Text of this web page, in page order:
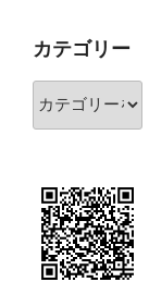
ブ
カテゴリー
カ
ー